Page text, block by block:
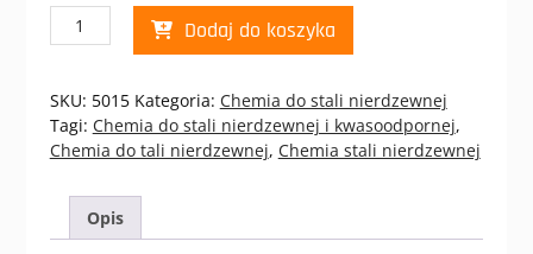
ilość
NEUTRALIZATOR
I
ŻELI
TRAWIĄCYCH
DO
STALI
NIERDZEWNEJ
2KG
Dodaj do koszyka
SKU: 5015 Kategoria: Chemia do stali nierdzewnej
Tagi: Chemia do stali nierdzewnej i kwasoodpornej,
Chemia do tali nierdzewnej, Chemia stali nierdzewnej
Opis